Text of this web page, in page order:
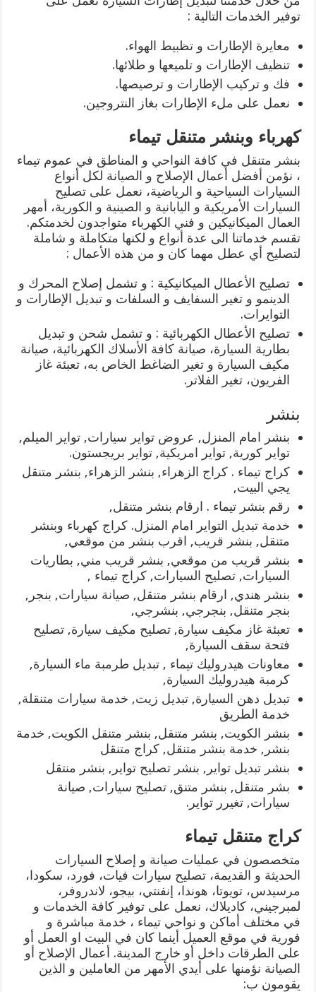
توفير الخدمات التالية :
معايرة الإطارات و تظبيط الهواء.
تنظيف الإطارات و تلميعها و طلائها.
فك و تركيب الإطارات و ترصيصها.
نعمل على ملء الإطارات بغاز النتروجين.
كهرباء وبنشر متنقل تيماء
بنشر متنقل في كافة النواحي و المناطق في عموم تيماء
، نؤمن أفضل أعمال الإصلاح و الصيانة لكل أنواع
السيارات السياحية و الرياضية، نعمل على تصليح
السيارات الأمريكية و اليابانية و الصينية و الكورية، أمهر
العمال الميكانيكين و فني الكهرباء متواجدون لخدمتكم.
تقسم خدماتنا الى عدة أنواع و لكنها متكاملة و شاملة
لتصليح أي عطل مهما كان و من هذه الأعمال :
تصليح الأعطال الميكانيكية : و تشمل إصلاح المحرك و
الدينمو و تغير السفايف و السلفات و تبديل الإطارات و
التوايرات.
تصليح الأعطال الكهربائية : و تشمل شحن و تبديل
بطارية السيارة، صيانة كافة الأسلاك الكهربائية، صيانة
مكيف السيارة و تغير الضاغط الخاص به، تعبئة غاز
الفريون، تغير الفلاتر.
بنشر
بنشر امام المنزل, عروض تواير سيارات, تواير الميلم,
تواير كورية, تواير امريكية, تواير بريجستون.
كراج تيماء . كراج الزهراء, بنشر الزهراء, بنشر متنقل
يجي البيت,
رقم بنشر تيماء . ارقام بنشر متنقل,
خدمة تبديل التواير امام المنزل. كراج كهرباء وبنشر
متنقل, بنشر قريب, اقرب بنشر من موقعي,
بنشر قريب من موقعي, بنشر قريب مني, بطاريات
السيارات, تصليح السيارات, كراج تيماء ,
بنشر هندي, ارقام بنشر متنقل, صيانة سيارات, بنجر,
بنجر متنقل, بنجرجي, بنشرجي,
تعبئة غاز مكيف سيارة, تصليح مكيف سيارة, تصليح
فتحة سقف السيارة,
معاونات هيدروليك تيماء , تبديل طرمبة ماء السيارة,
كرمبة هيدروليك السيارة,
تبديل دهن السيارة, تبديل زيت, خدمة سيارات متنقلة,
خدمة الطريق
بنشر الكويت, بنشر متنقل, بنشر متنقل الكويت, خدمة
بنشر, خدمة بنشر متنقل, كراج متنقل
بنشر تبديل تواير, بنشر تصليح تواير, بنشر منتقل
بشر متنقل, بنشر متنق, تصليح سيارات, صيانة
سيارات, تغيرر تواير.
كراج متنقل تيماء
متخصصون في عمليات صيانة و إصلاح السيارات
الحديثة و القديمة، تصليح سيارات فيات، فورد، سكودا،
مرسيدس، تويوتا، هوندا، إنفنتي، بيجو، لاندروفر،
لمبرجيني، كاديلاك، نعمل على توفير كافة الخدمات و
في مختلف أماكن و نواحي تيماء ، خدمة مباشرة و
فورية في موقع العميل أينما كان في البيت او العمل أو
على الطرقات داخل أو خارج المدينة. أعمال الإصلاح أو
الصيانة نؤمنها على أيدي الأمهر من العاملين و الذين
يقومون ب: